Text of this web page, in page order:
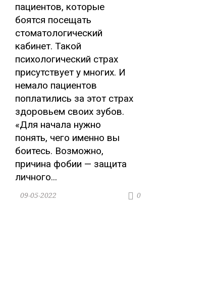
пациентов, которые
боятся посещать
стоматологический
кабинет. Такой
психологический страх
присутствует у многих. И
немало пациентов
поплатились за этот страх
здоровьем своих зубов.
«Для начала нужно
понять, чего именно вы
боитесь. Возможно,
причина фобии — защита
личного...
0
09-05-2022